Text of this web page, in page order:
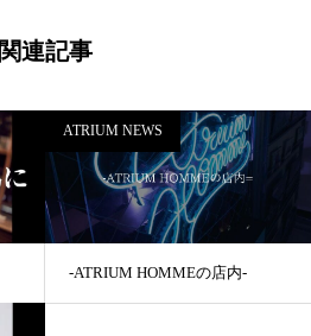
関連記事
ATRIUM NEWS
-ATRIUM HOMMEの店内-